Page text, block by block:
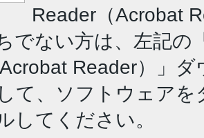
Reader（Acrobat
でない方は、左記の
Reader）」
て、ソフトウェア
してください。